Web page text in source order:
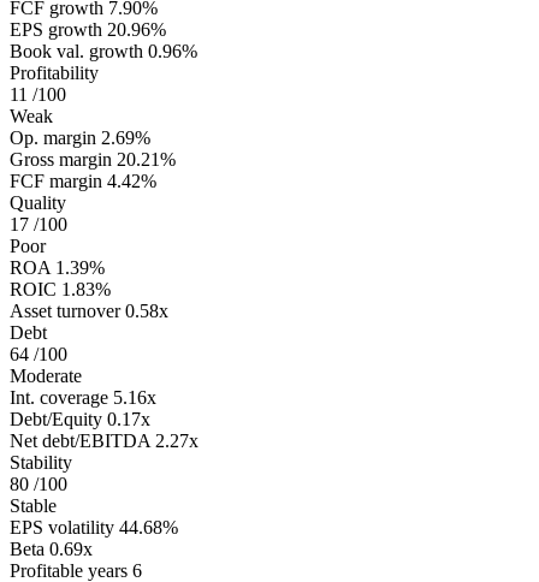
FCF growth 7.90%
EPS growth 20.96%
Book val. growth 0.96%
Profitability
11 /100
Weak
Op. margin 2.69%
Gross margin 20.21%
FCF margin 4.42%
Quality
17 /100
Poor
ROA 1.39%
ROIC 1.83%
Asset turnover 0.58x
Debt
64 /100
Moderate
Int. coverage 5.16x
Debt/Equity 0.17x
Net debt/EBITDA 2.27x
Stability
80 /100
Stable
EPS volatility 44.68%
Beta 0.69x
Profitable years 6